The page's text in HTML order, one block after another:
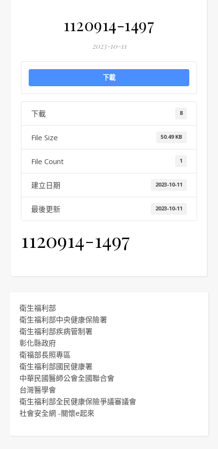
1120914-1497
2023-10-11
下載
下載 8
File Size 50.49 KB
File Count 1
建立日期 2023-10-11
最後更新 2023-10-11
1120914-1497
衛生福利部
衛生福利部中央健康保險署
衛生福利部疾病管制署
彰化縣政府
衛福部長照專區
衛生福利部國民健康署
中華民國醫師公會全國聯合會
台灣醫學會
衛生福利部全民健康保險爭議審議會
社會安全網 -關懷e起來